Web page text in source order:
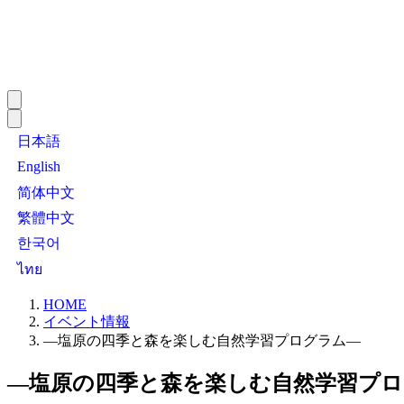
日本語
English
简体中文
繁體中文
한국어
ไทย
HOME
イベント情報
―塩原の四季と森を楽しむ自然学習プログラム―
―塩原の四季と森を楽しむ自然学習プ